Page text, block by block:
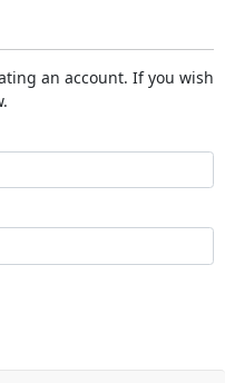
an account. If you wish